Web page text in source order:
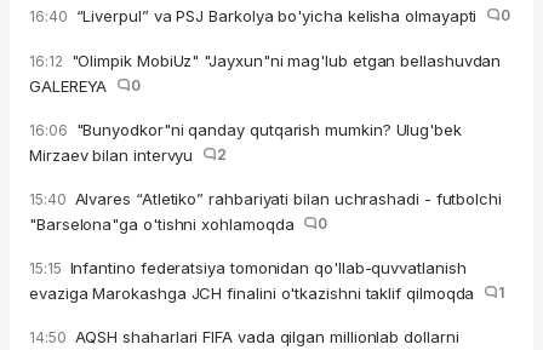
16:40 “Liverpul” va PSJ Barkolya bo'yicha kelisha olmayapti 0
16:12 "Olimpik MobiUz" "Jayxun"ni mag'lub etgan bellashuvdan
GALEREYA
0
16:06 "Bunyodkor"ni qanday qutqarish mumkin? Ulug'bek
Mirzaev bilan intervyu
2
15:40 Alvares “Atletiko” rahbariyati bilan uchrashadi - futbolchi
"Barselona"ga o'tishni xohlamoqda
0
15:15 Infantino federatsiya tomonidan qo'llab-quvvatlanish
evaziga Marokashga JCH finalini o'tkazishni taklif qilmoqda
1
14:50 AQSH shaharlari FIFA vada qilgan millionlab dollarni